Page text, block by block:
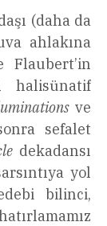
(daha da
ahlakına
halisünatif
ve
sefalet
dekadansı
yol
bilinci,